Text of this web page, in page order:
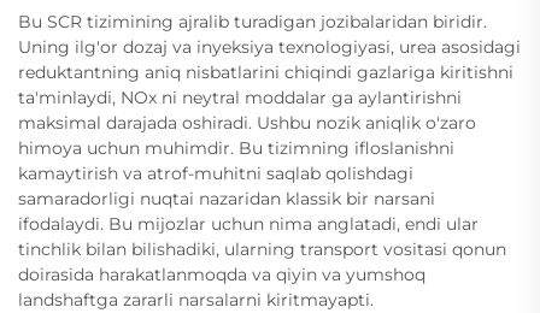
Bu SCR tizimining ajralib turadigan jozibalaridan biridir.
Uning ilg'or dozaj va inyeksiya texnologiyasi, urea asosidagi
reduktantning aniq nisbatlarini chiqindi gazlariga kiritishni
ta'minlaydi, NOx ni neytral moddalar ga aylantirishni
maksimal darajada oshiradi. Ushbu nozik aniqlik o'zaro
himoya uchun muhimdir. Bu tizimning ifloslanishni
kamaytirish va atrof-muhitni saqlab qolishdagi
samaradorligi nuqtai nazaridan klassik bir narsani
ifodalaydi. Bu mijozlar uchun nima anglatadi, endi ular
tinchlik bilan bilishadiki, ularning transport vositasi qonun
doirasida harakatlanmoqda va qiyin va yumshoq
landshaftga zararli narsalarni kiritmayapti.